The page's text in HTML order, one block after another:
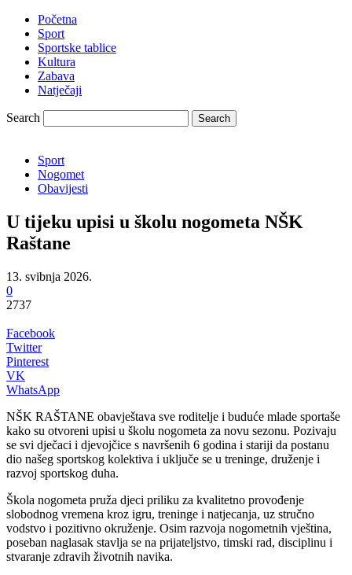
Početna
Sport
Sportske tablice
Kultura
Zabava
Natječaji
Search
Sport
Nogomet
Obavijesti
U tijeku upisi u školu nogometa NŠK
Raštane
13. svibnja 2026.
0
2737
Facebook
Twitter
Pinterest
VK
WhatsApp
NŠK RAŠTANE obavještava sve roditelje i buduće mlade sportaše
kako su otvoreni upisi u školu nogometa za novu sezonu. Pozivaju
se svi dječaci i djevojčice s navršenih 6 godina i stariji da postanu
dio našeg sportskog kolektiva i uključe se u treninge, druženje i
razvoj sportskog duha.
Škola nogometa pruža djeci priliku za kvalitetno provođenje
slobodnog vremena kroz igru, treninge i natjecanja, uz stručno
vodstvo i pozitivno okruženje. Osim razvoja nogometnih vještina,
poseban naglasak stavlja se na prijateljstvo, timski rad, disciplinu i
stvaranje zdravih životnih navika.